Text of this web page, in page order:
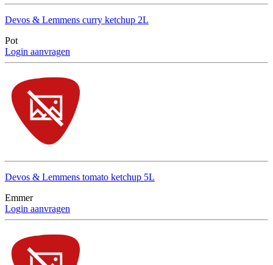
Devos & Lemmens curry ketchup 2L
Pot
Login aanvragen
Devos & Lemmens tomato ketchup 5L
Emmer
Login aanvragen